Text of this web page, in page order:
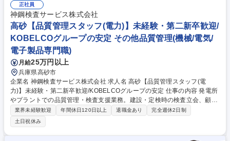
(ActiveDirectoryや資産管理ツール)、サポート業務の管理スキル、案件推
進のスキル、メンバーのマネジメント、顧客との折衝力向上が可能です。
募集職種 【兵庫】サポートエンジニア★未経験可/異業種からITへ◎/日本I
BM×神戸製鋼Gr
正社員
神鋼検査サービス株式会社
高砂【品質管理スタッフ(電力)】未経験・第二新卒歓迎/
KOBELCOグループの安定 その他品質管理(機械/電気/
電子製品専門職)
月給25万円以上
兵庫県高砂市
企業名 神鋼検査サービス株式会社 求人名 高砂【品質管理スタッフ(電
力)】未経験・第二新卒歓迎/KOBELCOグループの安定 仕事の内容 発電所
やプラントでの品質管理・検査支援業務。建設・定検時の検査立会、顧客
対応、報告書作成のほか、定検の計画・結果とりまとめや、海外溶接工場
への国内法規指導・立会判定など幅広くご活躍いただきます。 品質管理業
務：発電所の建設・定検時に各メーカーへ派遣され、検査立会、顧客対
応、計測器管理、撮影写真や検査報告書のとりまとめを担当します。 定期
業界未経験歓迎 年間休日120日以上 退職金あり
完全週休2日制
土日祝休み